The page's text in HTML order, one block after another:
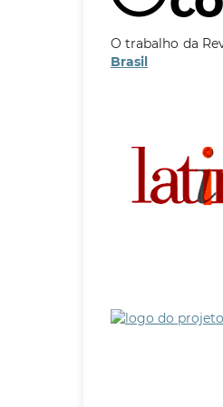
O trabalho da
Brasil